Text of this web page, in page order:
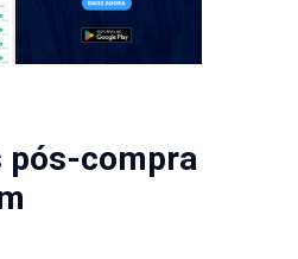
pós-compra